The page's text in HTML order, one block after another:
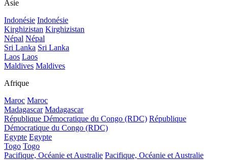
Asie
Indonésie Indonésie
Kirghizistan Kirghizistan
Népal Népal
Sri Lanka Sri Lanka
Laos Laos
Maldives Maldives
Afrique
Maroc Maroc
Madagascar Madagascar
République Démocratique du Congo (RDC) République
Démocratique du Congo (RDC)
Egypte Egypte
Togo Togo
Pacifique, Océanie et Australie Pacifique, Océanie et Australie